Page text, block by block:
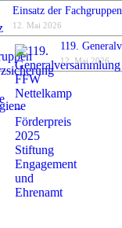
Einsatz der
12. Mai 2026
119.
12. Mai 2026